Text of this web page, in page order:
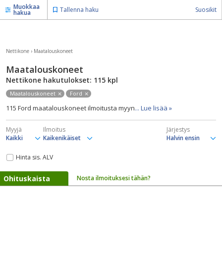
Muokkaa
hakua Tallenna haku Suosikit
Nettikone › Maatalouskoneet
Maatalouskoneet
Nettikone hakutulokset: 115 kpl
Maatalouskoneet Ford
115 Ford maatalouskoneet ilmoitusta myyn... Lue lisää »
Myyjä Ilmoitus Järjestys
Hinta sis. ALV
Ohituskaista Nosta ilmoituksesi tähän?